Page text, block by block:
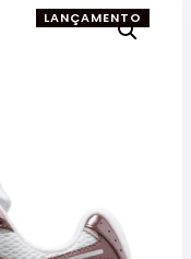
LANÇAMENTO